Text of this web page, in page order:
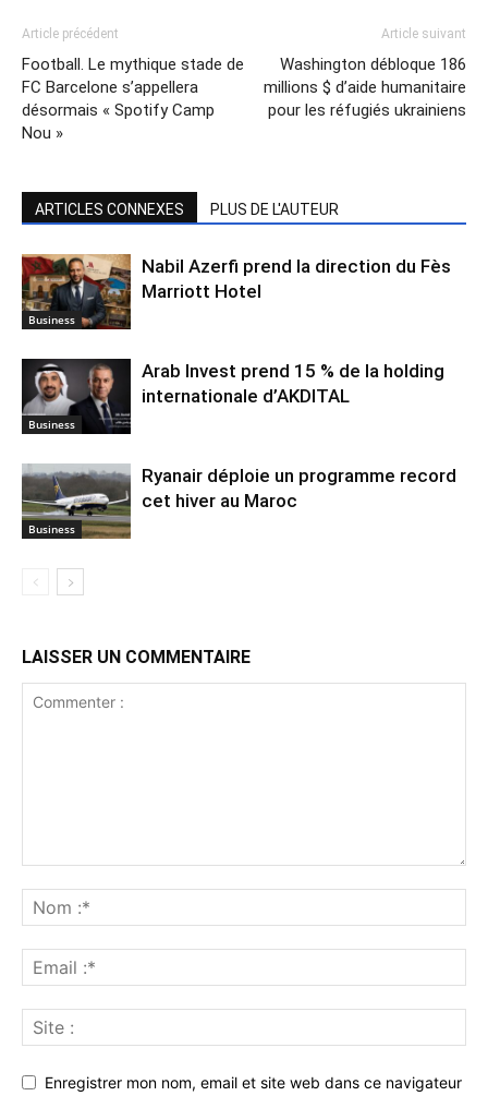
Article précédent
Football. Le mythique stade de
FC Barcelone s’appellera
désormais « Spotify Camp
Nou »
Article suivant
Washington débloque 186
millions $ d’aide humanitaire
pour les réfugiés ukrainiens
ARTICLES CONNEXES PLUS DE L'AUTEUR
Business
Nabil Azerfi prend la direction du Fès
Marriott Hotel
Business
Arab Invest prend 15 % de la holding
internationale d’AKDITAL
Business
Ryanair déploie un programme record
cet hiver au Maroc
LAISSER UN COMMENTAIRE
Enregistrer mon nom, email et site web dans ce navigateur